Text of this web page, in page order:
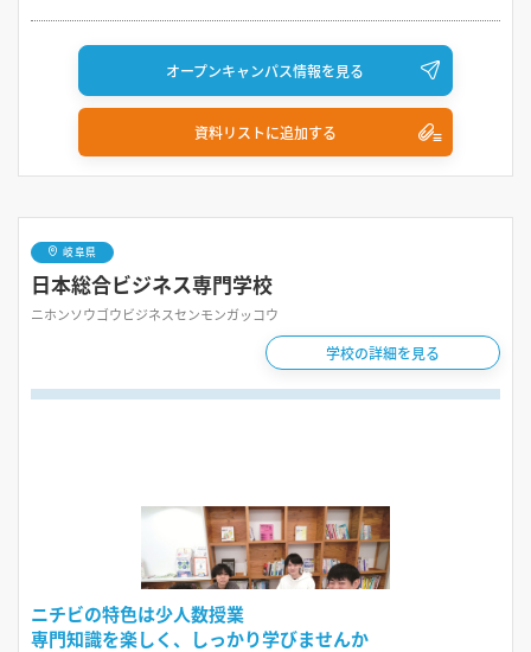
オープンキャンパス情報を見る
資料リストに追加する
岐阜県
日本総合ビジネス専門学校
ニホンソウゴウビジネスセンモンガッコウ
学校の詳細を見る
ニチビの特色は少人数授業
専門知識を楽しく、しっかり学びませんか